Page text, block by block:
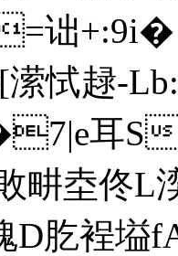
诎
潆恜趢-
耳S
敗畊坴
裎塧